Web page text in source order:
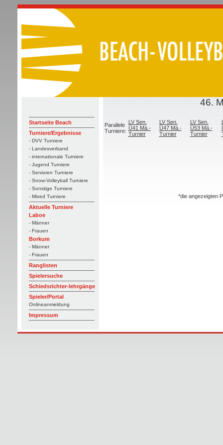
Startseite Beach
Turniere/Ergebnisse
- DVV Turniere
- Landesverband
- internationale Turniere
- Jugend Turniere
- Senioren Turniere
- Snow-Volleyball Turniere
- Sonstige Turniere
- Mixed Turniere
Aktuelle Turniere
Laboe
- Männer
- Frauen
Borkum
- Männer
- Frauen
Ranglisten
Spielersuche
Schiedsrichter-lehrgänge
Spieler/Portal
Onlineanmeldung
Impressum
46.
Parallele
Turniere:
LV Sen.
Ü41 Mä.-
Turnier
LV Sen.
Ü47 Mä.-
Turnier
LV Sen.
Ü53 Mä.-
Turnier
*die angezeigten